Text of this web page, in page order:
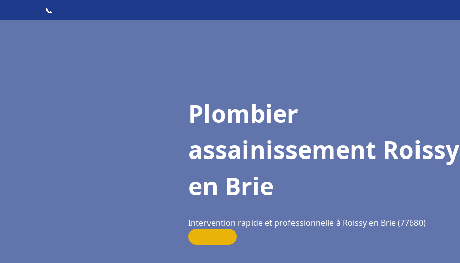
📞
Plombier
assainissement Roissy
en Brie
Intervention rapide et professionnelle à Roissy en Brie (77680)